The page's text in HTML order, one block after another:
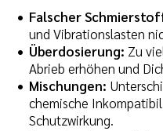
Falscher
und Vibrationslasten
Überdosierung: Zu
Abrieb erhöhen und
Mischungen:
chemische
Schutzwirkung.